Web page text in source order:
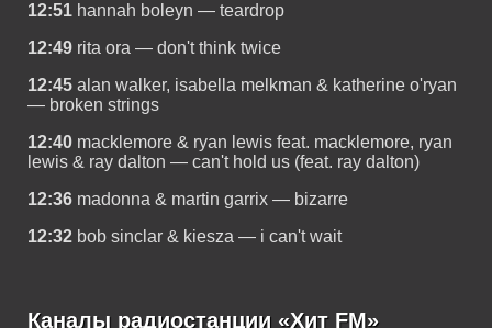
12:51 hannah boleyn — teardrop
12:49 rita ora — don't think twice
12:45 alan walker, isabella melkman & katherine o'ryan
— broken strings
12:40 macklemore & ryan lewis feat. macklemore, ryan
lewis & ray dalton — can't hold us (feat. ray dalton)
12:36 madonna & martin garrix — bizarre
12:32 bob sinclar & kiesza — i can't wait
Каналы радиостанции «Хит FM»